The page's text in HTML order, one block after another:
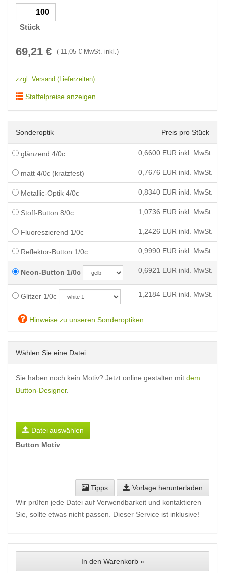
Stück
69,21 € ( 11,05 € MwSt. inkl.)
zzgl. Versand (Lieferzeiten)
Staffelpreise anzeigen
Sonderoptik Preis pro Stück
glänzend 4/0c 0,6600 EUR inkl. MwSt.
matt 4/0c (kratzfest) 0,7676 EUR inkl. MwSt.
Metallic-Optik 4/0c 0,8340 EUR inkl. MwSt.
Stoff-Button 8/0c 1,0736 EUR inkl. MwSt.
Fluoreszierend 1/0c 1,2426 EUR inkl. MwSt.
Reflektor-Button 1/0c 0,9990 EUR inkl. MwSt.
Neon-Button 1/0c 0,6921 EUR inkl. MwSt.
Glitzer 1/0c 1,2184 EUR inkl. MwSt.
Hinweise zu unseren Sonderoptiken
Wählen Sie eine Datei
Sie haben noch kein Motiv? Jetzt online gestalten mit dem
Button-Designer.
Datei auswählen
Button Motiv
Tipps
Vorlage herunterladen
Wir prüfen jede Datei auf Verwendbarkeit und kontaktieren
Sie, sollte etwas nicht passen. Dieser Service ist inklusive!
In den Warenkorb »